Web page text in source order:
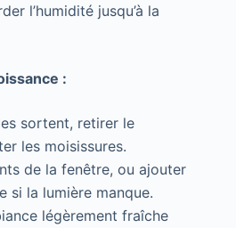
l’humidité jusqu’à la
:
sortent, retirer le
les moisissures.
de la fenêtre, ou ajouter
si la lumière manque.
légèrement fraîche